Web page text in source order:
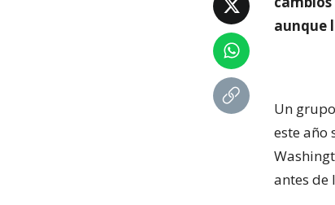
aunque
Un
este año
antes de